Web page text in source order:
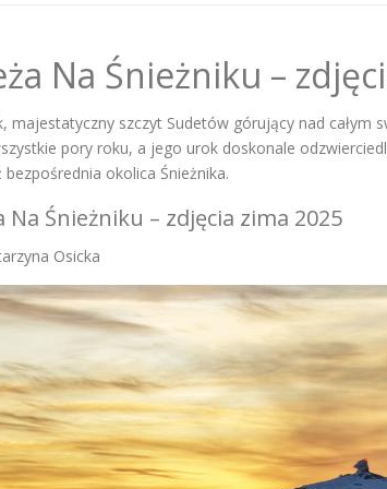
Na Śnieżniku –
majestatyczny szczyt Sudetów górujący nad
pory roku, a jego urok doskonale
bezpośrednia okolica Śnieżnika.
Na Śnieżniku – zdjęcia zima 2025
Osicka